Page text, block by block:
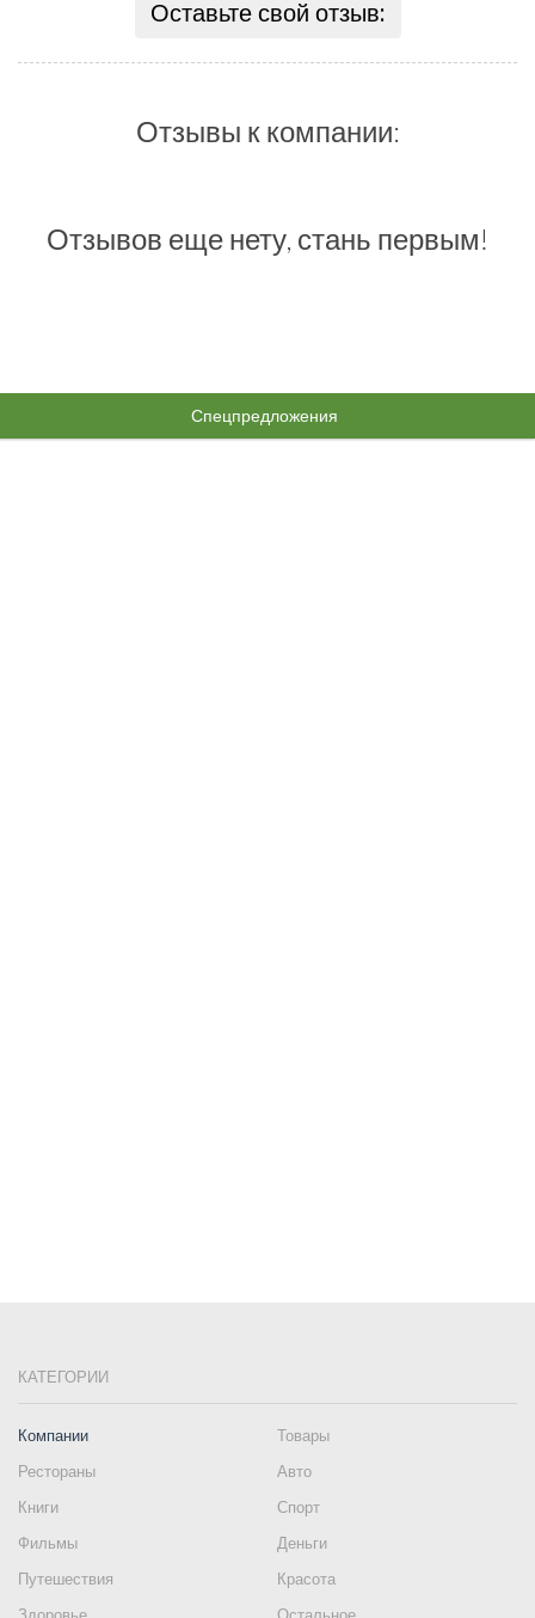
Оставьте свой отзыв:
Отзывы к компании:
Отзывов еще нету, стань первым!
Спецпредложения
КАТЕГОРИИ
Компании
Товары
Рестораны
Авто
Книги
Спорт
Фильмы
Деньги
Путешествия
Красота